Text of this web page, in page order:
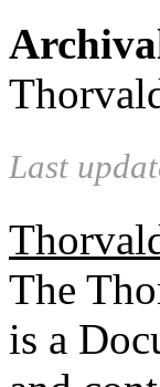
Last
The
is a